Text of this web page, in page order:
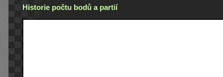
Historie počtu bodů a partií